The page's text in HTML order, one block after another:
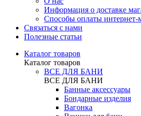
Информация о доставке
Способы оплаты интернет-
Связаться с нами
Полезные статьи
Каталог товаров
Каталог товаров
ВСЕ ДЛЯ БАНИ
ВСЕ ДЛЯ БАНИ
Банные аксессуары
Бондарные изделия
Вагонка